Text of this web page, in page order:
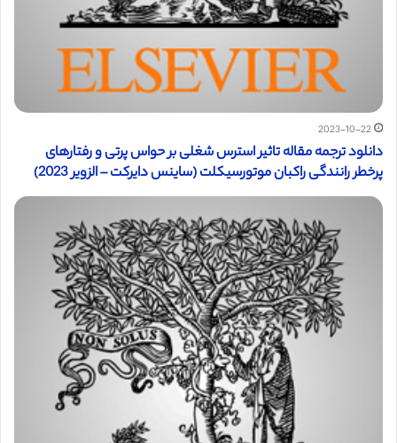
2023-10-22
دانلود ترجمه مقاله تاثیر استرس شغلی بر حواس پرتی و رفتارهای
پرخطر رانندگی راکبان موتورسیکلت (ساینس دایرکت – الزویر 2023)